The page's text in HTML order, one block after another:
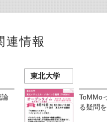
連情報
論
東北大学
ToMMo
る疑問